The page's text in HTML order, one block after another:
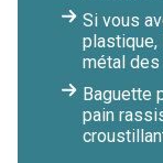
Si vous
métal
Baguette
pain